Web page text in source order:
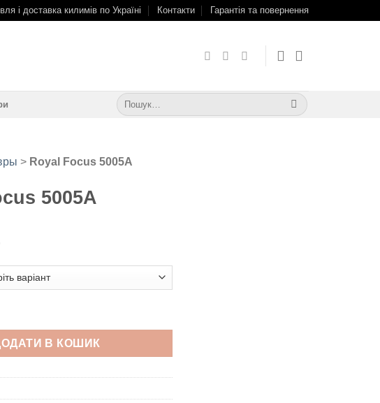
і доставка килимів по Україні Контакти Гарантія та повернення
Шукати:
> Royal Focus 5005A
5005A
кількість
В КОШИК